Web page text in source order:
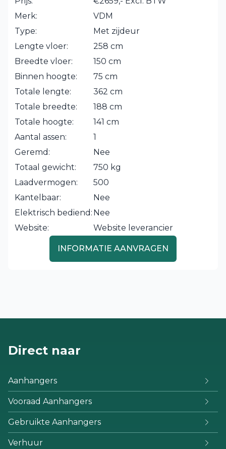
Merk:
VDM
Type:
Met zijdeur
Lengte vloer:
258 cm
Breedte vloer:
150 cm
Binnen hoogte:
75 cm
Totale lengte:
362 cm
Totale breedte:
188 cm
Totale hoogte:
141 cm
Aantal assen:
1
Geremd:
Nee
Totaal gewicht:
750 kg
Laadvermogen:
500
Kantelbaar:
Nee
Elektrisch bediend: Nee
Website:
Website leverancier
INFORMATIE AANVRAGEN
Direct naar
Aanhangers
Vooraad Aanhangers
Gebruikte Aanhangers
Verhuur